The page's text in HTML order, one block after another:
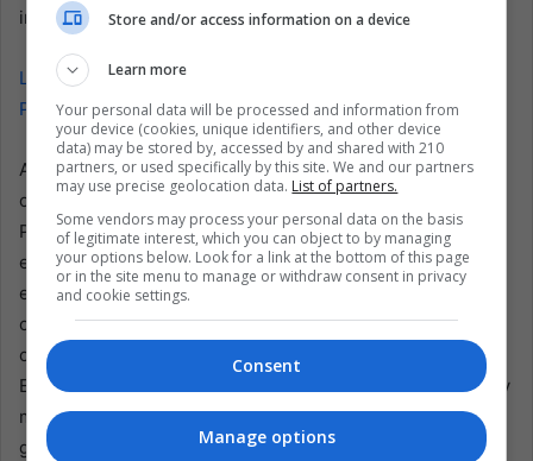
incendios.
Lea también: El resurgimiento arqueológico de Machu
Picchu en Perú
Además, el Ministerio de Cultura está trabajando para
conseguir financiación del Fondo de Emergencia del
Patrimonio de la UNESCO (FEH). Este fondo apoyaría los
esfuerzos futuros para prepararse y responder a las
emergencias, asegurando que las actividades vitales de
conservación en Kuélap y otros sitios culturales puedan
continuar frente a los crecientes desafíos ambientales.
Estos preparativos son esenciales para evitar más daños y
mantener el legado artístico del Perú para las
generaciones futuras.
Store and/or access information on a device
Learn more
Your personal data will be processed and information from
your device (cookies, unique identifiers, and other device
data) may be stored by, accessed by and shared with 210
partners, or used specifically by this site. We and our partners
may use precise geolocation data. List of partners.
Some vendors may process your personal data on the basis
of legitimate interest, which you can object to by managing
your options below. Look for a link at the bottom of this page
or in the site menu to manage or withdraw consent in privacy
and cookie settings.
Consent
Manage options